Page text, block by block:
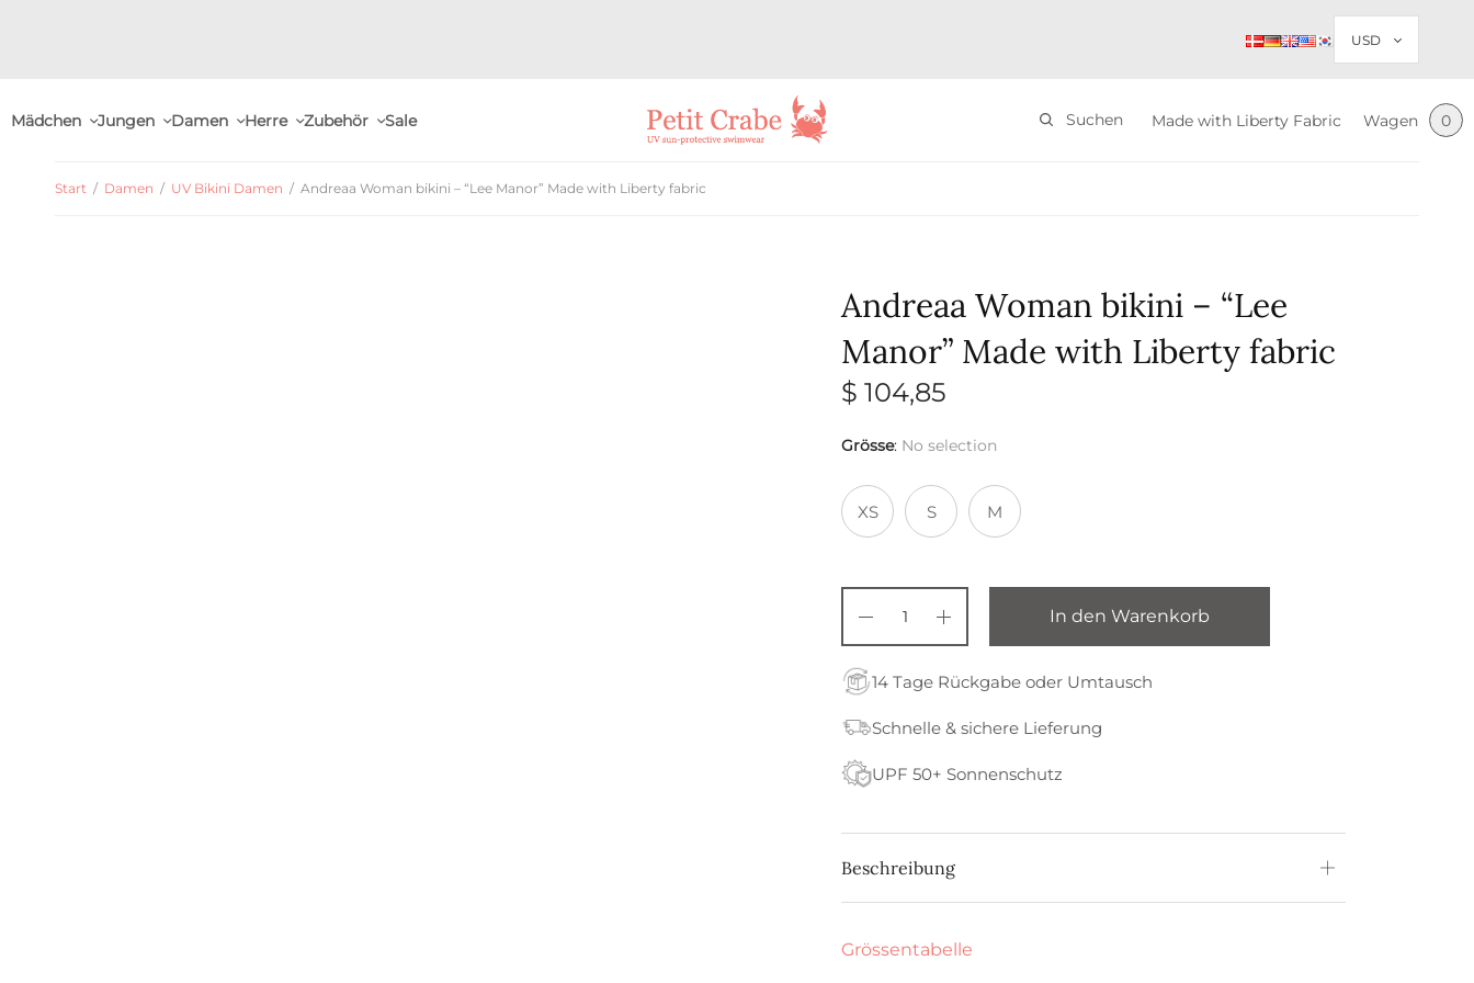
Mädchen Jungen Damen Herre Zubehör Sale Suchen Made with Liberty Fabric Wagen 0
Start / Damen / UV Bikini Damen / Andreaa Woman bikini – “Lee Manor” Made with Liberty fabric
Andreaa Woman bikini – “Lee
Manor” Made with Liberty fabric
$ 104,85
Grösse: No selection
XS S M
In den Warenkorb
14 Tage Rückgabe oder Umtausch
Schnelle & sichere Lieferung
UPF 50+ Sonnenschutz
Beschreibung
Grössentabelle